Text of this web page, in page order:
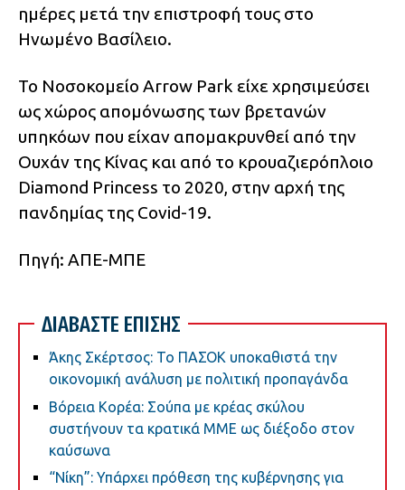
ημέρες μετά την επιστροφή τους στο
Ηνωμένο Βασίλειο.
Το Νοσοκομείο Arrow Park είχε χρησιμεύσει
ως χώρος απομόνωσης των βρετανών
υπηκόων που είχαν απομακρυνθεί από την
Ουχάν της Κίνας και από το κρουαζιερόπλοιο
Diamond Princess το 2020, στην αρχή της
πανδημίας της Covid-19.
Πηγή: ΑΠΕ-ΜΠΕ
ΔΙΑΒΑΣΤΕ ΕΠΙΣΗΣ
Άκης Σκέρτσος: Το ΠΑΣΟΚ υποκαθιστά την
οικονομική ανάλυση με πολιτική προπαγάνδα
Βόρεια Κορέα: Σούπα με κρέας σκύλου
συστήνουν τα κρατικά ΜΜΕ ως διέξοδο στον
καύσωνα
“Νίκη”: Υπάρχει πρόθεση της κυβέρνησης για